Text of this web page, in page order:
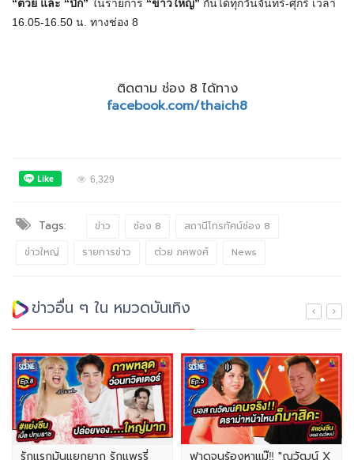
“ต่วย และ “ปิ๊ก” ในรายการ “ข่าวใหญ่” กันได้ทุกวันจันทร์-ศุกร์ เวลา
16.05-16.50 น. ทางช่อง 8
ติดตาม ช่อง 8 ได้ทาง
facebook.com/thaich8
6,329
Tags: ข่าว ช่อง 8
สถานีโทรทัศน์ช่อง 8
ข่าวใหญ่
รายการข่าว ต่วย ภคพงศ์ News
ข่าวอื่น ๆ ใน หมวดบันเทิง
รักแรกมันแยกยาก รักแพรรี่ ฟาดจนร้องหาแม๊‼️ "ณวัฒน์ X